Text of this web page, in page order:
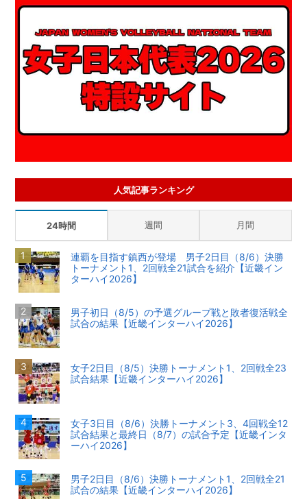
人気記事ランキング
24時間 週間 月間
連覇を目指す鎮西が登場 男子2日目（8/6）決勝
トーナメント1、2回戦全21試合を紹介【近畿イン
ターハイ2026】
男子初日（8/5）の予選グループ戦と敗者復活戦全
試合の結果【近畿インターハイ2026】
女子2日目（8/5）決勝トーナメント1、2回戦全23
試合結果【近畿インターハイ2026】
女子3日目（8/6）決勝トーナメント3、4回戦全12
試合結果と最終日（8/7）の試合予定【近畿インタ
ーハイ2026】
男子2日目（8/6）決勝トーナメント1、2回戦全21
試合の結果【近畿インターハイ2026】